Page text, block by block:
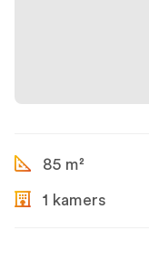
85 m²
1 kamers